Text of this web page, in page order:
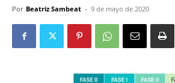
Por Beatriz Sambeat - 9 de mayo de 2020